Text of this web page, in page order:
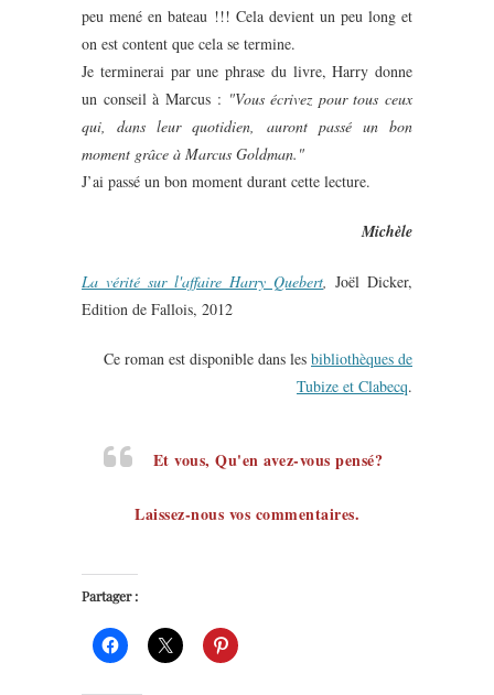
peu mené en bateau !!! Cela devient un peu long et
on est content que cela se termine.
Je terminerai par une phrase du livre, Harry donne
un conseil à Marcus : "Vous écrivez pour tous ceux
qui, dans leur quotidien, auront passé un bon
moment grâce à Marcus Goldman."
J’ai passé un bon moment durant cette lecture.
Michèle
La vérité sur l'affaire Harry Quebert, Joël Dicker,
Edition de Fallois, 2012
Ce roman est disponible dans les bibliothèques de
Tubize et Clabecq.
Et vous, Qu'en avez-vous pensé?
Laissez-nous vos commentaires.
Partager :